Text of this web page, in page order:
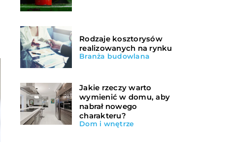
Rodzaje kosztorysów
realizowanych na rynku
Branża budowlana
Jakie rzeczy warto
wymienić w domu, aby
nabrał nowego
charakteru?
Dom i wnętrze